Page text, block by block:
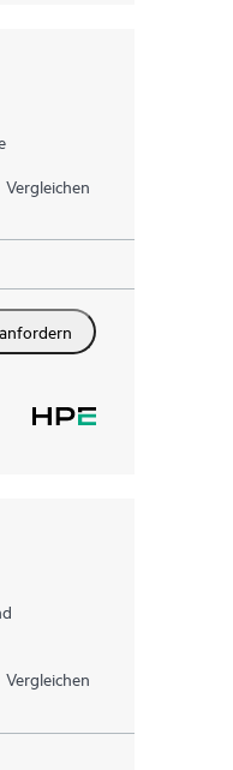
Vergleichen
Vergleichen